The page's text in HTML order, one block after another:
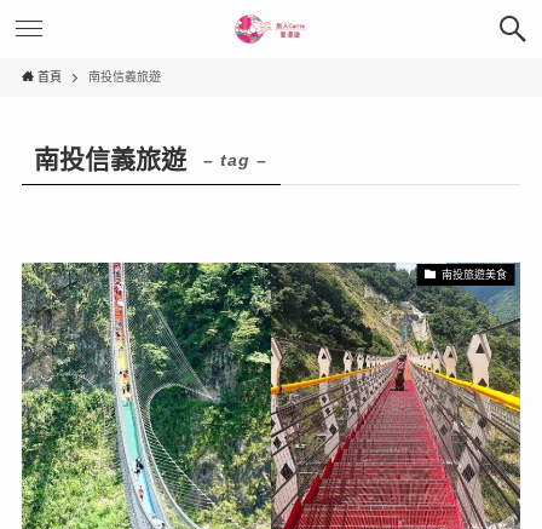
首頁 南投信義旅遊
南投信義旅遊 – tag –
南投旅遊美食